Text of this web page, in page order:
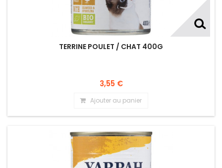
TERRINE POULET / CHAT 400G
3,55 €
Ajouter au panier